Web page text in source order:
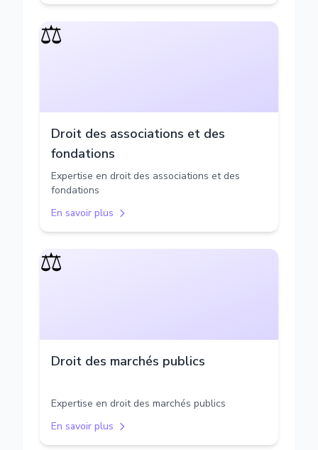
⚖️
Droit des associations et des
fondations
Expertise en droit des associations et des
fondations
En savoir plus
⚖️
Droit des marchés publics
Expertise en droit des marchés publics
En savoir plus